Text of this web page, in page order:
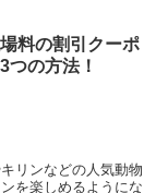
料の割引クーポ
つの方法！
リンなどの人気動物
を楽しめるようにな